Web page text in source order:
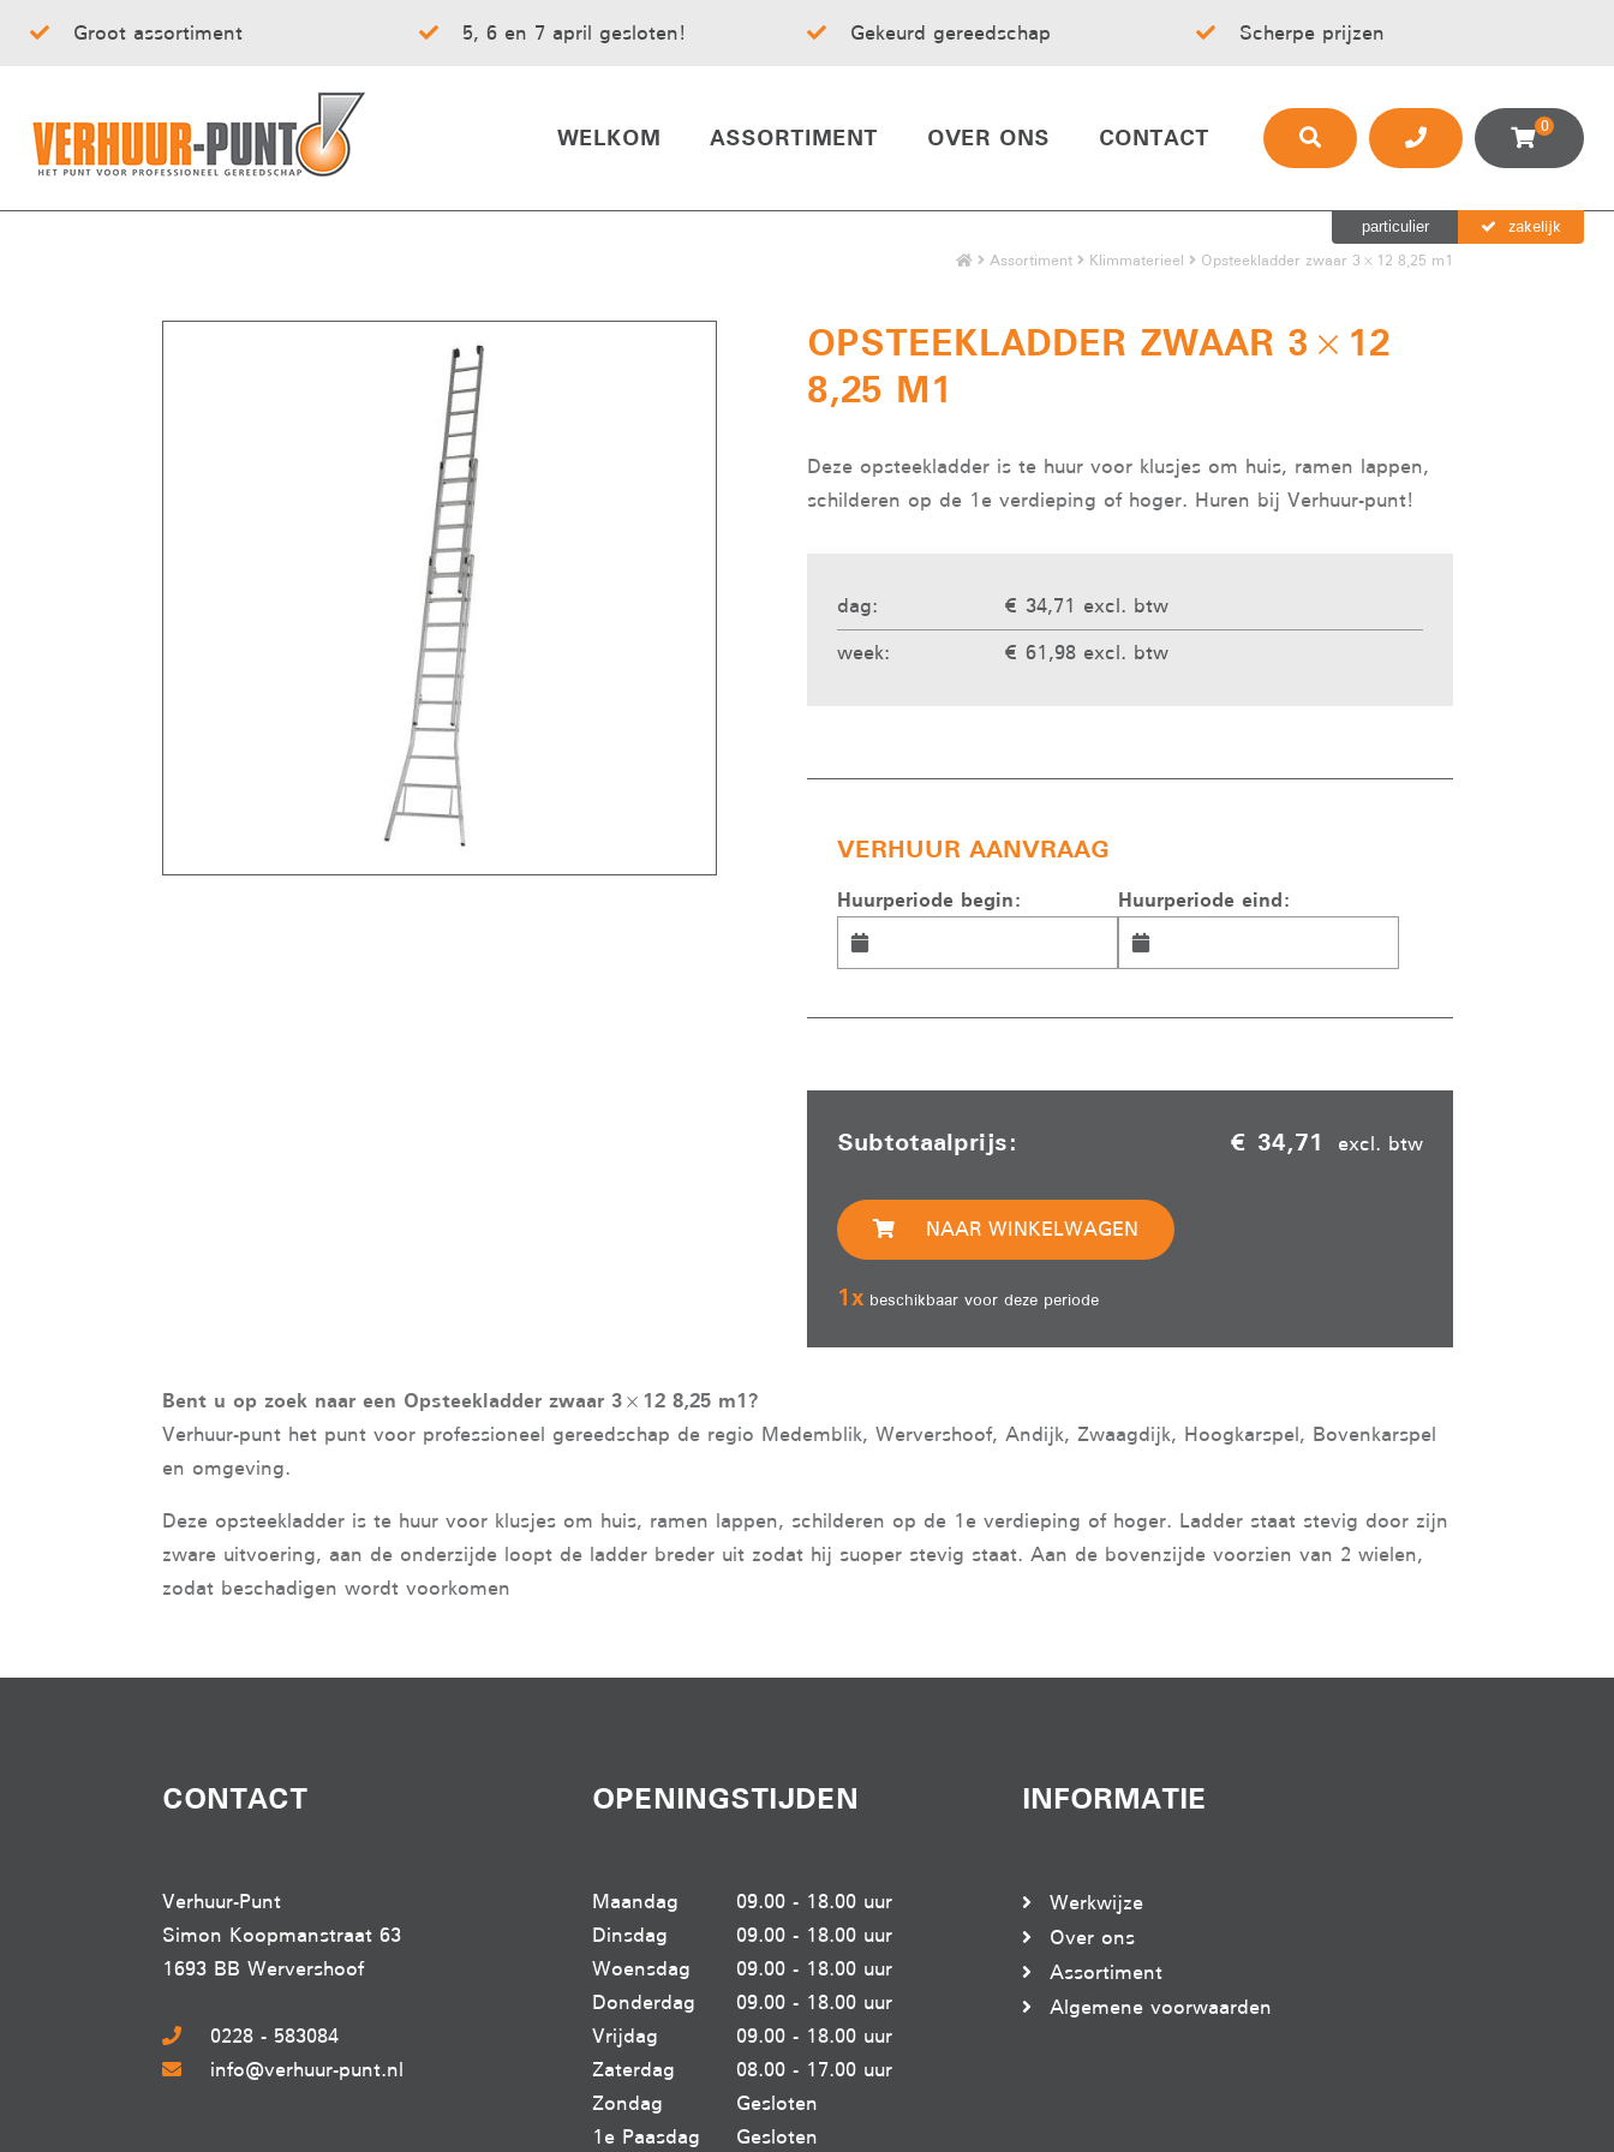
Groot assortiment 5, 6 en 7 april gesloten! Gekeurd gereedschap Scherpe prijzen
WELKOM ASSORTIMENT OVER ONS CONTACT 0
particulier zakelijk
Assortiment Klimmaterieel Opsteekladder zwaar 3×12 8,25 m1
OPSTEEKLADDER ZWAAR 3×12
8,25 M1
Deze opsteekladder is te huur voor klusjes om huis, ramen lappen,
schilderen op de 1e verdieping of hoger. Huren bij Verhuur-punt!
dag:
€ 34,71 excl. btw
week:
€ 61,98 excl. btw
VERHUUR AANVRAAG
Huurperiode begin: Huurperiode eind:
Subtotaalprijs: € 34,71 excl. btw
NAAR WINKELWAGEN
1x beschikbaar voor deze periode
Bent u op zoek naar een Opsteekladder zwaar 3×12 8,25 m1?
Verhuur-punt het punt voor professioneel gereedschap de regio Medemblik, Wervershoof, Andijk, Zwaagdijk, Hoogkarspel, Bovenkarspel
en omgeving.
Deze opsteekladder is te huur voor klusjes om huis, ramen lappen, schilderen op de 1e verdieping of hoger. Ladder staat stevig door zijn
zware uitvoering, aan de onderzijde loopt de ladder breder uit zodat hij suoper stevig staat. Aan de bovenzijde voorzien van 2 wielen,
zodat beschadigen wordt voorkomen
CONTACT
Verhuur-Punt
Simon Koopmanstraat 63
1693 BB Wervershoof
0228 - 583084
info@verhuur-punt.nl
OPENINGSTIJDEN
Maandag
09.00 - 18.00 uur
Dinsdag
09.00 - 18.00 uur
Woensdag
09.00 - 18.00 uur
Donderdag
09.00 - 18.00 uur
Vrijdag
09.00 - 18.00 uur
Zaterdag
08.00 - 17.00 uur
Zondag
Gesloten
1e Paasdag
Gesloten
INFORMATIE
Werkwijze
Over ons
Assortiment
Algemene voorwaarden